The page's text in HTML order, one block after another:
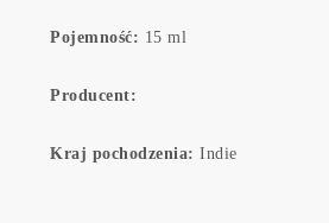
Pojemność: 15 ml
Producent:
Kraj pochodzenia: Indie